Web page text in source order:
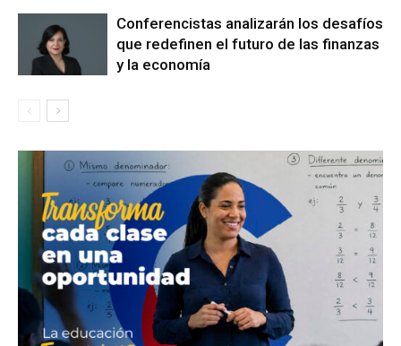
Conferencistas analizarán los desafíos
que redefinen el futuro de las finanzas
y la economía